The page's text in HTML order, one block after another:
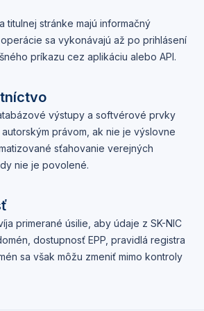
titulnej stránke majú informačný
sa vykonávajú až po prihlásení
príkazu cez aplikáciu alebo API.
výstupy a softvérové prvky
právom, ak nie je výslovne
sťahovanie verejných
nie je povolené.
primerané úsilie, aby údaje z SK-NIC
dostupnosť EPP, pravidlá registra
sa však môžu zmeniť mimo kontroly